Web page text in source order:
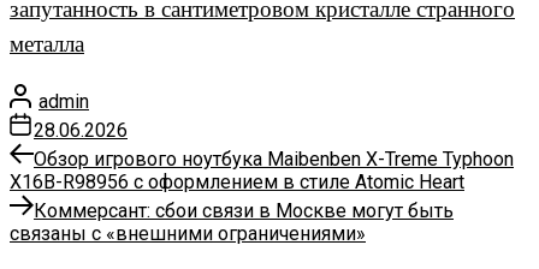
запутанность в сантиметровом кристалле странного
металла
admin
28.06.2026
Навигация
по
записям
Предыдущая
запись:
Обзор игрового ноутбука Maibenben X-Treme Typhoon
X16B-R98956 с оформлением в стиле Atomic Heart
Следующая
запись:
Коммерсант: сбои связи в Москве могут быть
связаны с «внешними ограничениями»